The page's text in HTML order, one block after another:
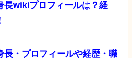
長wikiプロフィールは？経
長・プロフィールや経歴・職